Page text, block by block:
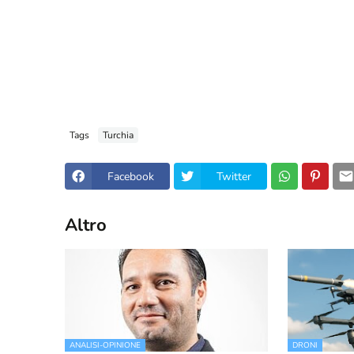
Tags Turchia
Facebook Twitter
Altro
ANALISI-OPINIONE DRONI